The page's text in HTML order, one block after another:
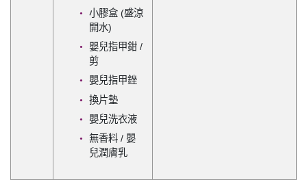
小膠盒 (盛涼
開水)
嬰兒指甲鉗 /
剪
嬰兒指甲銼
換片墊
嬰兒洗衣液
無香料 / 嬰
兒潤膚乳